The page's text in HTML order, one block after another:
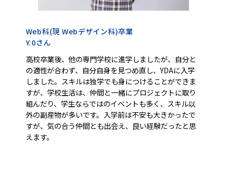
Web科(現 Webデザイン科)卒業
Y.0さん
高校卒業後、他の専門学校に進学しましたが、自分と
の適性が合わず、自分自身を見つめ直し、YDAに入学
しました。スキルは独学でも身につけることができま
すが、学校生活は、仲間と一緒にプロジェクトに取り
組んだり、学生ならではのイベントも多く、スキル以
外の副産物が多いです。入学前は不安も大きかったで
すが、気の合う仲間とも出会え、良い経験だったと思
えます。